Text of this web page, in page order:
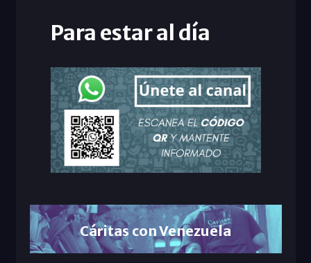
Para estar al día
Cáritas con Venezuela